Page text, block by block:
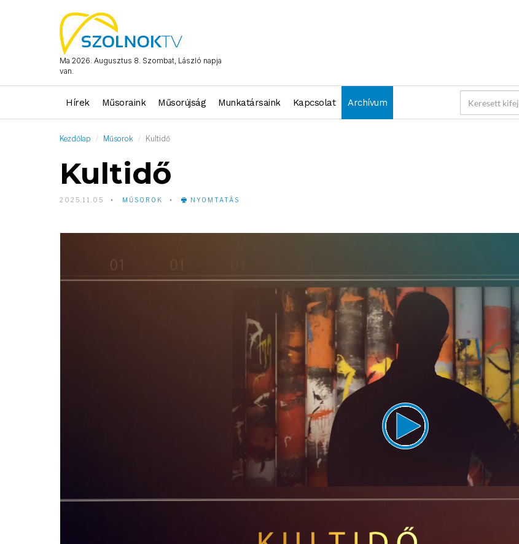
Ma 2026. Augusztus 8. Szombat, László napja
van.
Hírek Műsoraink Műsorújság Munkatársaink Kapcsolat Archívum
Kezdőlap Műsorok Kultidő
Kultidő
2025.11.05 MŰSOROK NYOMTATÁS